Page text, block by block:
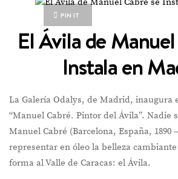
PIN IT
El Ávila de
Instala en
La Galería Odalys, de Madrid, inaugura
“Manuel Cabré. Pintor del Ávila”. Nadie
Manuel Cabré (Barcelona, España, 1890
representar en óleo la belleza
forma al Valle de Caracas: el Ávila.